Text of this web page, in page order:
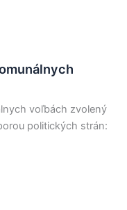
voľbách zvolený
politických strán: